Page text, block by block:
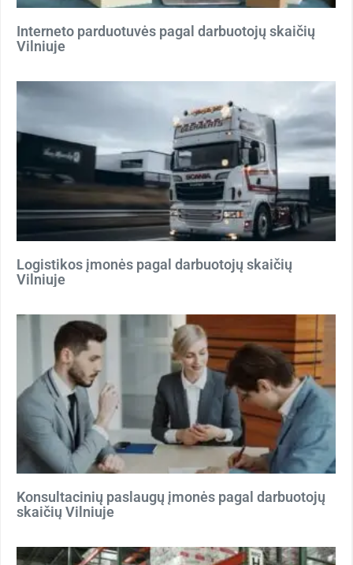
Interneto parduotuvės pagal darbuotojų skaičių
Vilniuje
Logistikos įmonės pagal darbuotojų skaičių
Vilniuje
Konsultacinių paslaugų įmonės pagal darbuotojų
skaičių Vilniuje